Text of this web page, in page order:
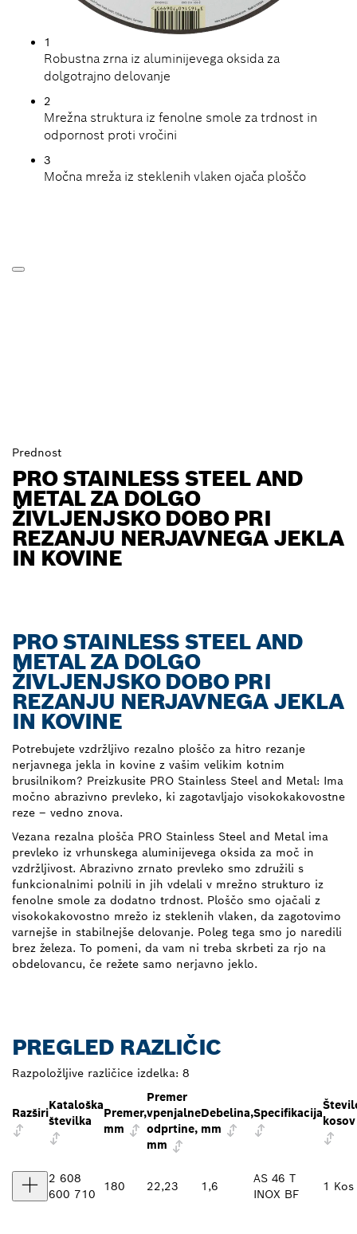
1
Robustna zrna iz aluminijevega oksida za
dolgotrajno delovanje
2
Mrežna struktura iz fenolne smole za trdnost in
odpornost proti vročini
3
Močna mreža iz steklenih vlaken ojača ploščo
Prednost
PRO STAINLESS STEEL AND
METAL ZA DOLGO
ŽIVLJENJSKO DOBO PRI
REZANJU NERJAVNEGA JEKLA
IN KOVINE
PRO STAINLESS STEEL AND
METAL ZA DOLGO
ŽIVLJENJSKO DOBO PRI
REZANJU NERJAVNEGA JEKLA
IN KOVINE
Potrebujete vzdržljivo rezalno ploščo za hitro rezanje
nerjavnega jekla in kovine z vašim velikim kotnim
brusilnikom? Preizkusite PRO Stainless Steel and Metal: Ima
močno abrazivno prevleko, ki zagotavljajo visokokakovostne
reze – vedno znova.
Vezana rezalna plošča PRO Stainless Steel and Metal ima
prevleko iz vrhunskega aluminijevega oksida za moč in
vzdržljivost. Abrazivno zrnato prevleko smo združili s
funkcionalnimi polnili in jih vdelali v mrežno strukturo iz
fenolne smole za dodatno trdnost. Ploščo smo ojačali z
visokokakovostno mrežo iz steklenih vlaken, da zagotovimo
varnejše in stabilnejše delovanje. Poleg tega smo jo naredili
brez železa. To pomeni, da vam ni treba skrbeti za rjo na
obdelovancu, če režete samo nerjavno jeklo.
PREGLED RAZLIČIC
Razpoložljive različice izdelka: 8
Razširi
Kataloška
številka
Premer,
mm
Premer
vpenjalne
odprtine,
mm
Debelina,
mm
Specifikacija
kosov
2 608
600 710
180 22,23 1,6
AS 46 T
INOX BF
1 Kos